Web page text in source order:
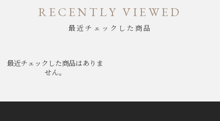
RECENTLY VIEWED
最近チェックした商品
最近チェックした商品はありま
せん。